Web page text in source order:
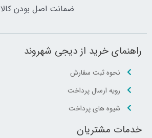
ضمانت اصل‌ بودن کالا
راهنمای خرید از دیجی شهروند
نحوه ثبت سفارش
رویه ارسال پرداخت
شیوه های پرداخت
خدمات مشتریان